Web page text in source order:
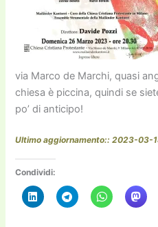
via Marco de Marchi, quasi
chiesa è piccina, quindi se
po’ di anticipo!
Ultimo aggiornamento:: 2023-03-
Condividi: